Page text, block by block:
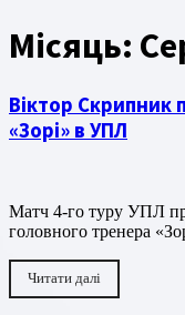
Місяць:
Віктор Скрипник
«Зорі» в УПЛ
Матч 4-го туру УПЛ проти «Полтави» став ювілейним для
головного тренера
Читати далі